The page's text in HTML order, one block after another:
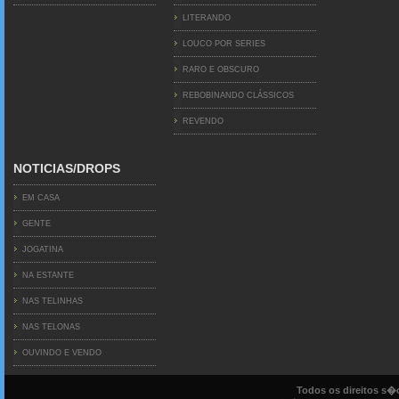
LITERANDO
LOUCO POR SERIES
RARO E OBSCURO
REBOBINANDO CLÁSSICOS
REVENDO
NOTICIAS/DROPS
EM CASA
GENTE
JOGATINA
NA ESTANTE
NAS TELINHAS
NAS TELONAS
OUVINDO E VENDO
Todos os direitos